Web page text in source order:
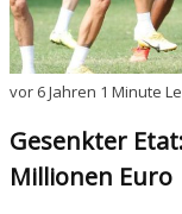
vor 6 Jahren 1 Minute
Gesenkter
Millionen Euro